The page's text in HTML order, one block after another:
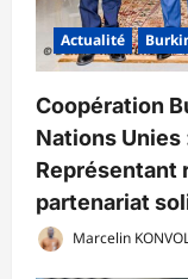
Actualité
Coopération
Nations Unies
Représentant
partenariat
Marcelin